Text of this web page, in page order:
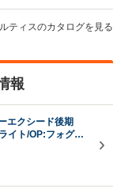
ティスのカタログを見る
報
エクシード後期
イト/OP:フォグラ
/禁煙車/ダイアト
ーシート/クルー